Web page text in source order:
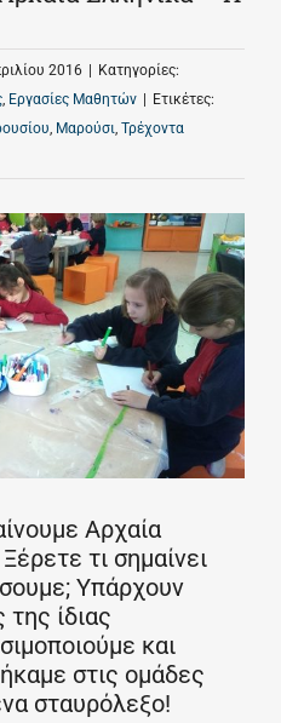
2016
Κατηγορίες:
, Εργασίες Μαθητών
Ετικέτες:
, Μαρούσι, Τρέχοντα
Αρχαία
τι σημαίνει
Υπάρχουν
ίδιας
και
στις ομάδες
σταυρόλεξο!